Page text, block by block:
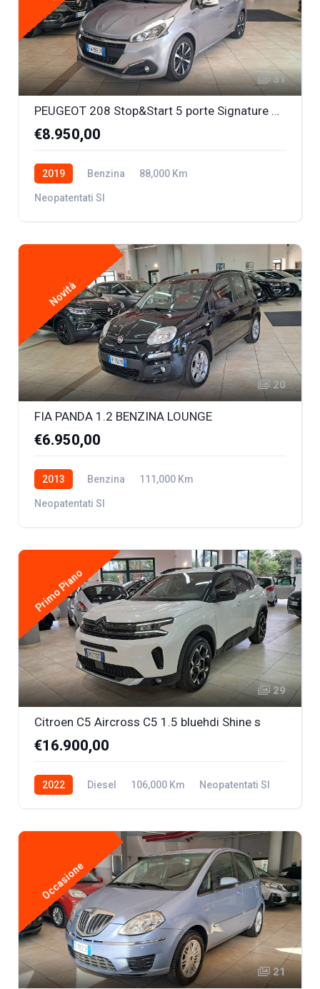
31
PEUGEOT 208 Stop&Start 5 porte Signature 1.2 BENZ. OK NEOPATENTATI
€8.950,00
2019 Benzina 88,000 Km
Neopatentati SI
Novità
20
FIA PANDA 1.2 BENZINA LOUNGE
€6.950,00
2013 Benzina 111,000 Km
Neopatentati SI
Primo Piano
29
Citroen C5 Aircross C5 1.5 bluehdi Shine s
€16.900,00
2022 Diesel 106,000 Km Neopatentati SI
Occasione
21